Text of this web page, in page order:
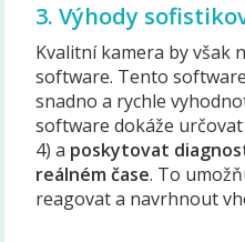
3. Výhody
Kvalitní kamera by však
software. Tento
snadno a rychle
software dokáže
4) a poskytovat
reálném čase. To
reagovat a navrhnout